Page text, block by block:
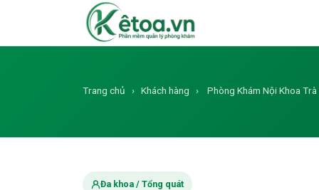
Trang chủ › Khách hàng › Phòng Khám Nội Khoa
Đa khoa / Tổng quát